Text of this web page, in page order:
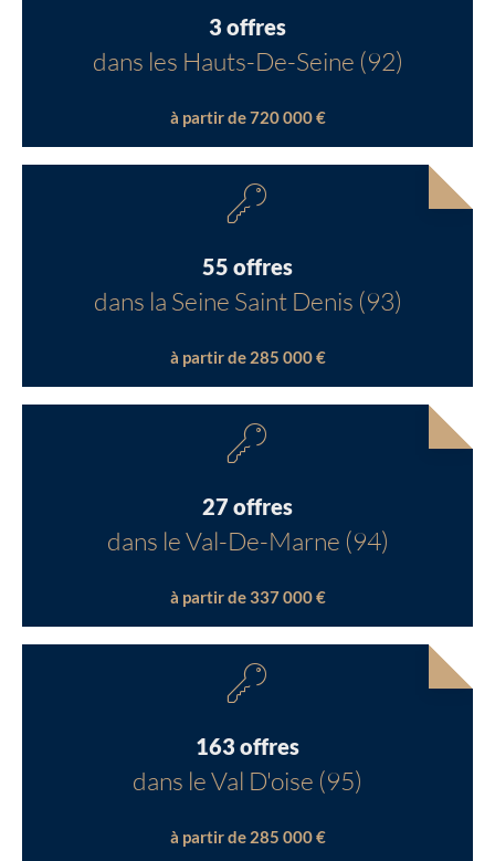
3 offres
dans les Hauts-De-Seine (92)
à partir de 720 000 €
55 offres
dans la Seine Saint Denis (93)
à partir de 285 000 €
27 offres
dans le Val-De-Marne (94)
à partir de 337 000 €
163 offres
dans le Val D'oise (95)
à partir de 285 000 €